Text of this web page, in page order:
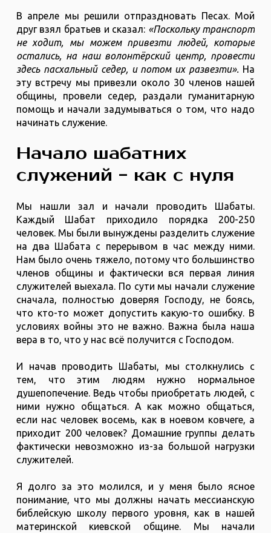
В апреле мы решили отпраздновать Песах. Мой
друг взял братьев и сказал: «Поскольку транспорт
не ходит, мы можем привезти людей, которые
остались, на наш волонтёрский центр, провести
здесь пасхальный седер, и потом их развезти». На
эту встречу мы привезли около 30 членов нашей
общины, провели седер, раздали гуманитарную
помощь и начали задумываться о том, что надо
начинать служение.
Начало шабатних
служений - как с нуля
Мы нашли зал и начали проводить Шабаты.
Каждый Шабат приходило порядка 200-250
человек. Мы были вынуждены разделить служение
на два Шабата с перерывом в час между ними.
Нам было очень тяжело, потому что большинство
членов общины и фактически вся первая линия
служителей выехала. По сути мы начали служение
сначала, полностью доверяя Господу, не боясь,
что кто-то может допустить какую-то ошибку. В
условиях войны это не важно. Важна была наша
вера в то, что у нас всё получится с Господом.
И начав проводить Шабаты, мы столкнулись с
тем, что этим людям нужно нормальное
душепопечение. Ведь чтобы приобретать людей, с
ними нужно общаться. А как можно общаться,
если нас человек восемь, как в ноевом ковчеге, а
приходит 200 человек? Домашние группы делать
фактически невозможно из-за большой нагрузки
служителей.
Я долго за это молился, и у меня было ясное
понимание, что мы должны начать мессианскую
библейскую школу первого уровня, как в нашей
материнской киевской общине. Мы начали